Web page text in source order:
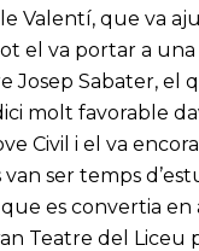
Valentí, que va
el va portar a una
Josep Sabater, el
molt favorable
Civil i el va
ser temps
es convertia en
Teatre del Liceu